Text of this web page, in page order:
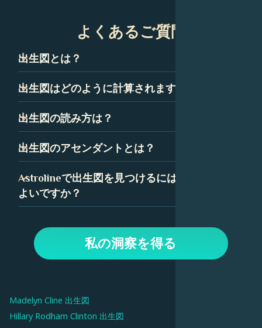
よくあるご質問
出生図とは？
出生図は、ネイタルチャートとも呼ばれ、技術的には、あ
なたが生まれた瞬間の空のスナップショットです。星座、
これらの記号の組み合わせは、あなたの性格と人生の道に
ついて多くを語っています。
出生図はどのように計算されますか？
出生図は、あなたが生まれた正確な時間、日付、場所に基
づいて計算されます。出生図の精度を確保するために、時
出生図の読み方は？
出生図を読むことは最初は気が遠くなるように思えるかも
しれませんが、いくつかの簡単な要素に分解できます。惑
っており、Astrolineでは、各要素の詳細な解釈を見つける
ことができます。
出生図のアセンダントとは？
アセンダント、つまり上昇宮は、あなたが生まれたときに
東の地平線上に昇っていた星座です。あなたの出生図で
は、アセンダントはあなたの人生に対する態度と、あなた
Astrolineで出生図を見つけるにはどうすれば
よいですか？
成します。次に、「出生図」タブに移動して、チャートと
解釈を表示します。上部のオプションを使用して、惑星、
ハウス、毎日の通過など、チャートのさまざまな側面を調
私の洞察を得る
Madelyn Cline 出生図
Hillary Rodham Clinton 出生図